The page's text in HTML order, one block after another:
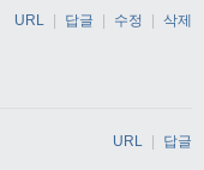
URL 답글 수정 삭제
URL 답글